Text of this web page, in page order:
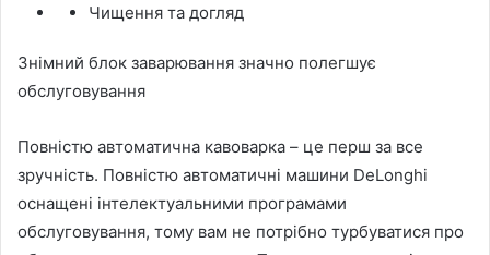
Чищення та догляд
Знімний блок заварювання значно полегшує
обслуговування
Повністю автоматична кавоварка – це перш за все
зручність. Повністю автоматичні машини DeLonghi
оснащені інтелектуальними програмами
обслуговування, тому вам не потрібно турбуватися про